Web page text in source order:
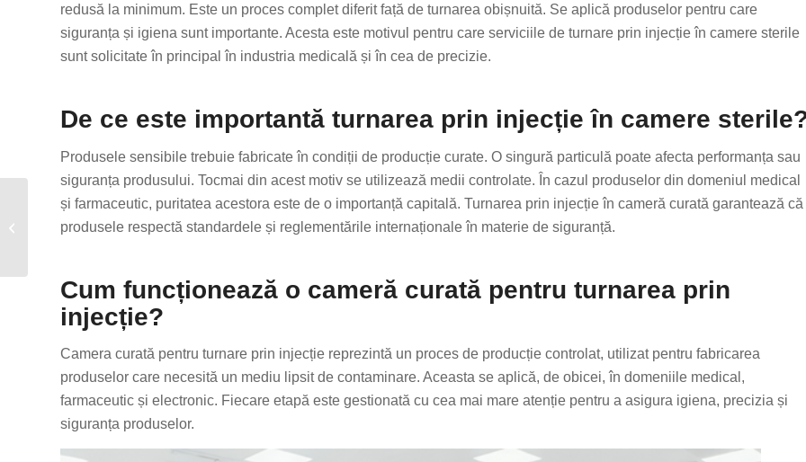
redusă la minimum. Este un proces complet diferit față de turnarea obișnuită. Se aplică produselor pentru care
siguranța și igiena sunt importante. Acesta este motivul pentru care serviciile de turnare prin injecție în camere sterile
sunt solicitate în principal în industria medicală și în cea de precizie.
De ce este importantă turnarea prin injecție în camere
Produsele sensibile trebuie fabricate în condiții de producție curate. O singură particulă poate afecta performanța sau
siguranța produsului. Tocmai din acest motiv se utilizează medii controlate. În cazul produselor din domeniul medical
și farmaceutic, puritatea acestora este de o importanță capitală. Turnarea prin injecție în cameră curată garantează că
produsele respectă standardele și reglementările internaționale în materie de siguranță.
Cum funcționează o cameră curată pentru turnarea prin
injecție?
Camera curată pentru turnare prin injecție reprezintă un proces de producție controlat, utilizat pentru fabricarea
produselor care necesită un mediu lipsit de contaminare. Aceasta se aplică, de obicei, în domeniile medical,
farmaceutic și electronic. Fiecare etapă este gestionată cu cea mai mare atenție pentru a asigura igiena, precizia și
siguranța produselor.
Turnare prin injecție cu
mucegai familial: Un
ghid complet pentru o